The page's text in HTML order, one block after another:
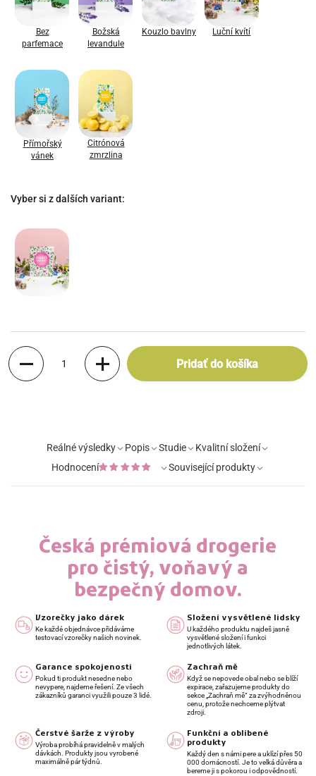
Bez
parfemace
Božská
levandule
Kouzlo bavlny Luční kvítí
Přímořský
vánek
Citrónová
zmrzlina
Vyber si z dalších variant:
Množstvo
Pridať do košíka
Reálné výsledky Popis Studie
Kvalitní složení
Hodnocení
Související produkty
Česká prémiová drogerie
pro čistý, voňavý a
bezpečný domov.
Vzorečky jako dárek
Ke každé objednávce přidáváme
testovací vzorečky našich novinek.
Složení vysvětlené lidsky
U každého produktu najdeš jasně
vysvětlené složení i funkci
jednotlivých látek.
Garance spokojenosti
Pokud ti produkt nesedne nebo
nevypere, najdeme řešení. Ze všech
zákazníků garanci využili pouze 3 lidé.
Zachraň mě
Když se nepovede obal nebo se blíží
expirace, zařazujeme produkty do
sekce „Zachraň mě“ za zvýhodněnou
cenu, protože nechceme plýtvat
zdroji.
Čerstvé šarže z výroby
Výroba probíhá pravidelně v malých
dávkách. Produkty jsou vyrobené
maximálně pár týdnů.
Funkční a oblíbené
produkty
Každý den s námi pere a uklízí přes 50
000 domácností. Je to velká důvěra a
bereme ji s pokorou i odpovědností.